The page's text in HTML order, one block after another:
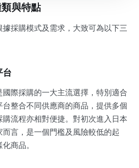
與特點
據採購模式及需求，大致可為以下三
台
際採購的一大主流選擇，特別適合
整合不同供應商的商品，提供多個
流程亦相對便捷。對初次進入日本
言，是一個門檻及風險較低的起
商品。